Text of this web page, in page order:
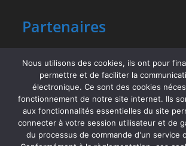
Partenaires
Vous trouverez à la même
salon de coiffure New Look
Découvrez les prestations
www.newlookhair.fr
Nous utilisons des cookies, ils ont pour
permettre et de faciliter la
électronique. Ce sont des cookies
fonctionnement de notre site internet. Ils
aux fonctionnalités essentielles du site
connecter à votre session utilisateur et de
du processus de commande d'un service